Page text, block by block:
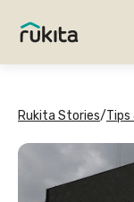
Rukita Stories/